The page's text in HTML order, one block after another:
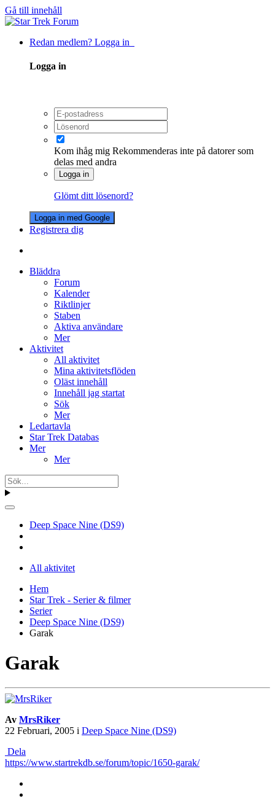
Gå till innehåll
Redan medlem? Logga in
Logga in
Kom ihåg mig Rekommenderas inte på datorer som
delas med andra
Logga in
Glömt ditt lösenord?
Logga in med Google
Registrera dig
Bläddra
Forum
Kalender
Riktlinjer
Staben
Aktiva användare
Mer
Aktivitet
All aktivitet
Mina aktivitetsflöden
Oläst innehåll
Innehåll jag startat
Sök
Mer
Ledartavla
Star Trek Databas
Mer
Mer
Deep Space Nine (DS9)
All aktivitet
Hem
Star Trek - Serier & filmer
Serier
Deep Space Nine (DS9)
Garak
Garak
Av MrsRiker
22 Februari, 2005 i Deep Space Nine (DS9)
Dela
https://www.startrekdb.se/forum/topic/1650-garak/